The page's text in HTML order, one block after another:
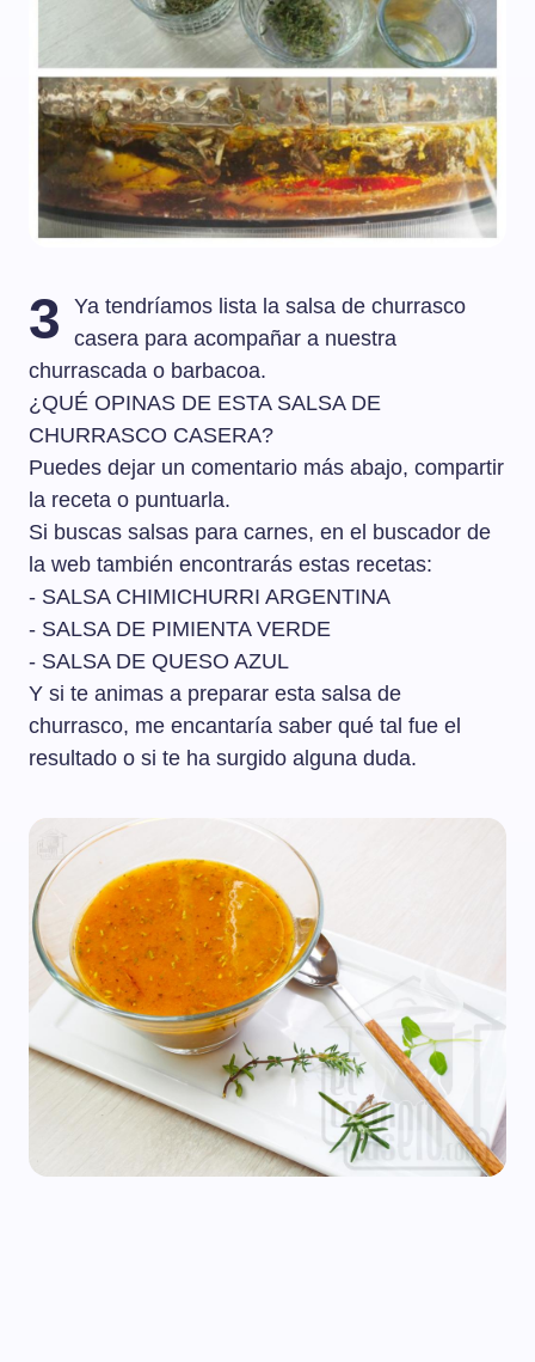
3
Ya tendríamos lista la salsa de churrasco
casera para acompañar a nuestra
churrascada o barbacoa.
¿QUÉ OPINAS DE ESTA SALSA DE
CHURRASCO CASERA?
Puedes dejar un comentario más abajo, compartir
la receta o puntuarla.
Si buscas salsas para carnes, en el buscador de
la web también encontrarás estas recetas:
- SALSA CHIMICHURRI ARGENTINA
- SALSA DE PIMIENTA VERDE
- SALSA DE QUESO AZUL
Y si te animas a preparar esta salsa de
churrasco, me encantaría saber qué tal fue el
resultado o si te ha surgido alguna duda.